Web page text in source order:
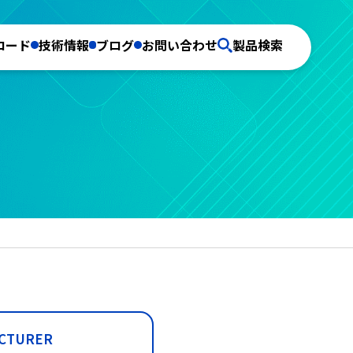
ード 技術情報 ブログ お問い合わせ 製品検索